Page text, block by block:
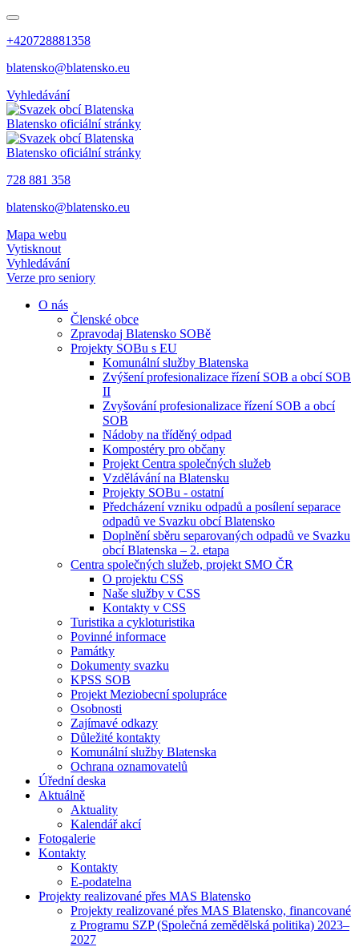
+420728881358
blatensko@blatensko.eu
Vyhledávání
Blatensko oficiální stránky
Blatensko oficiální stránky
728 881 358
blatensko@blatensko.eu
Mapa webu
Vytisknout
Vyhledávání
Verze pro seniory
O nás
Členské obce
Zpravodaj Blatensko SOBě
Projekty SOBu s EU
Komunální služby Blatenska
Zvýšení profesionalizace řízení SOB a obcí SOB
II
Zvyšování profesionalizace řízení SOB a obcí
SOB
Nádoby na tříděný odpad
Kompostéry pro občany
Projekt Centra společných služeb
Vzdělávání na Blatensku
Projekty SOBu - ostatní
Předcházení vzniku odpadů a posílení separace
odpadů ve Svazku obcí Blatensko
Doplnění sběru separovaných odpadů ve Svazku
obcí Blatenska – 2. etapa
Centra společných služeb, projekt SMO ČR
O projektu CSS
Naše služby v CSS
Kontakty v CSS
Turistika a cykloturistika
Povinné informace
Památky
Dokumenty svazku
KPSS SOB
Projekt Meziobecní spolupráce
Osobnosti
Zajímavé odkazy
Důležité kontakty
Komunální služby Blatenska
Ochrana oznamovatelů
Úřední deska
Aktuálně
Aktuality
Kalendář akcí
Fotogalerie
Kontakty
Kontakty
E-podatelna
Projekty realizované přes MAS Blatensko
Projekty realizované přes MAS Blatensko, financované
z Programu SZP (Společná zemědělská politika) 2023–
2027